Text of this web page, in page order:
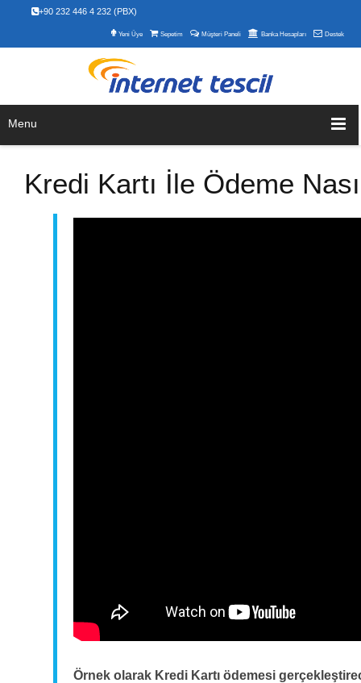
+90 232 446 4 232 (PBX)
Yeni Üye Sepetim Müşteri Paneli Banka Hesapları Destek
Menu
Kredi Kartı İle Ödeme
Örnek olarak Kredi Kartı ödemesi